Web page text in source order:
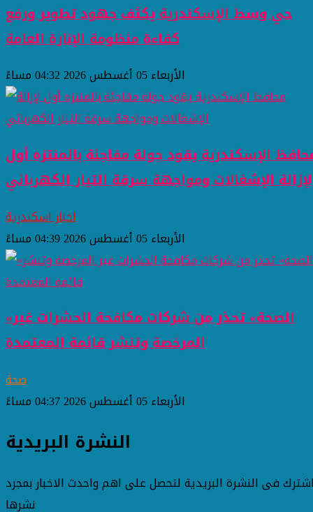
حي وسط الإسكندرية يكثف جهود تطوير ورفع
كفاءة منظومة الإنارة العامة
الأربعاء 05 أغسطس 2026 04:32 مساءً
الإسكندرية يقود جولة مفاجئة بالمنتزه أول
لإزالة الإشغالات ومواجهة سرقة التيار الكهربائي
اخبار اسكندرية
الأربعاء 05 أغسطس 2026 04:39 مساءً
«الصحة» تحذر من شركات مكافحة الحشرات غير
المرخصة وتنشر قائمة المعتمدة
صحة
الأربعاء 05 أغسطس 2026 04:37 مساءً
النشرة البريدية
فى النشرة البريدية لتحصل على اهم واحدث الاخبار بمجرد
نشرها